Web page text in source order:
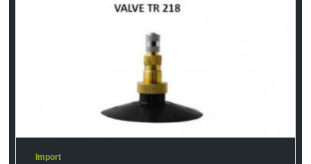
Import